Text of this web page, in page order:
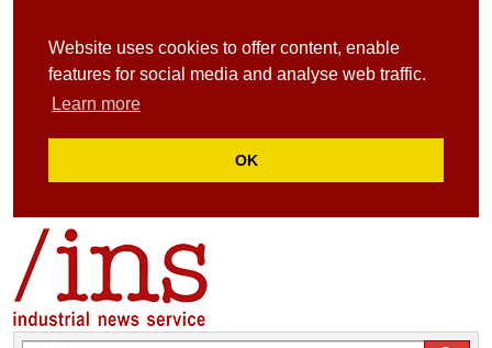
Website uses cookies to offer content, enable
features for social media and analyse web traffic.
Learn more
OK